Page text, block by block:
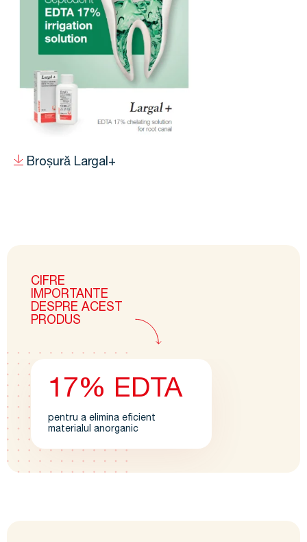
Broșură Largal+
CIFRE
IMPORTANTE
DESPRE ACEST
PRODUS
17% EDTA
pentru a elimina eficient
materialul anorganic